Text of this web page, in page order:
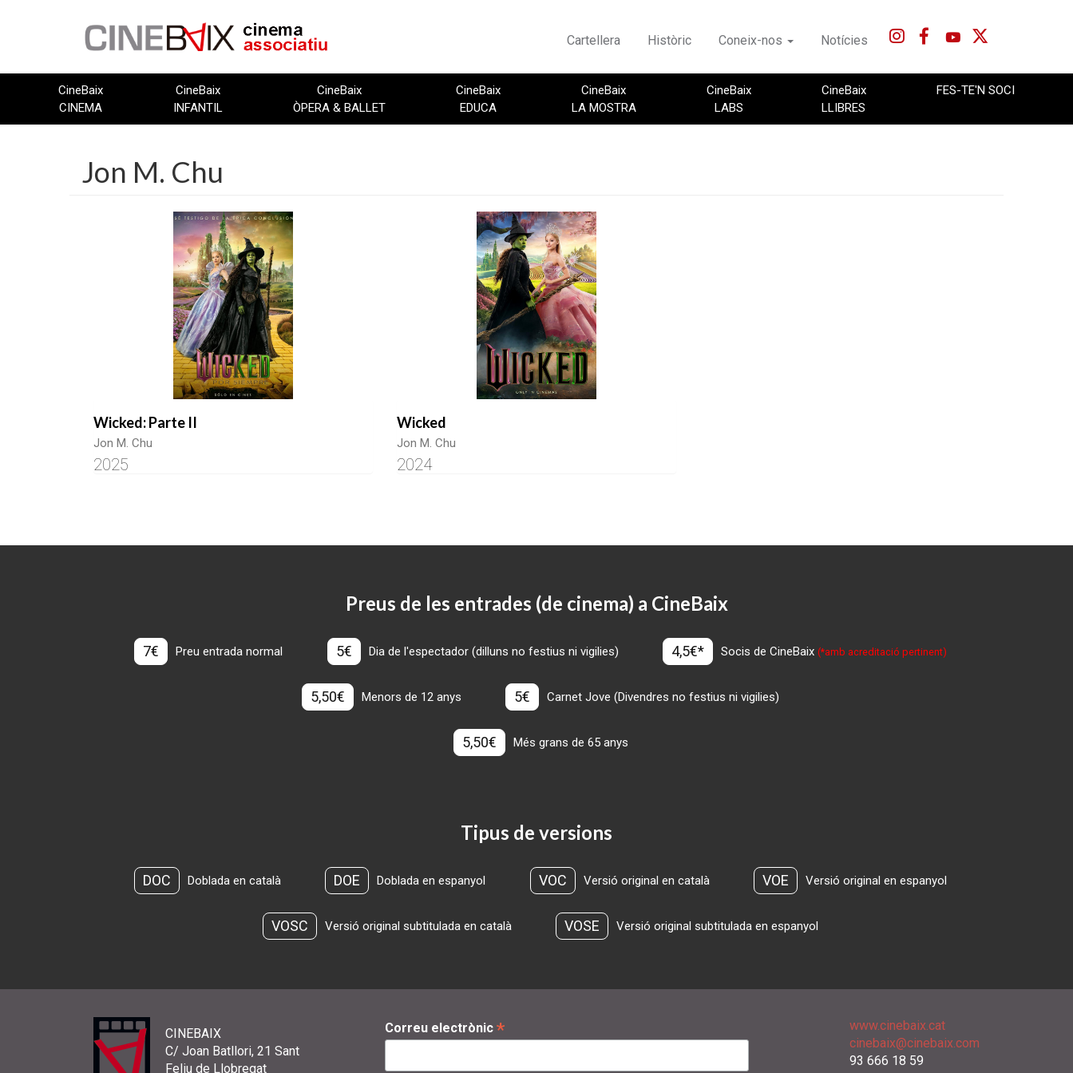
Cartellera Històric Coneix-nos Notícies
CineBaix
CINEMA
CineBaix
INFANTIL
CineBaix
ÒPERA & BALLET
CineBaix
EDUCA
CineBaix
LA MOSTRA
CineBaix
LABS
CineBaix
LLIBRES
FES-TE'N SOCI
Jon M. Chu
Wicked: Parte II
Jon M. Chu
2025
Wicked
Jon M. Chu
2024
Preus de les entrades (de cinema) a CineBaix
7€ Preu entrada normal 5€ Dia de l'espectador (dilluns no festius ni vigilies) 4,5€* Socis de CineBaix(*amb acreditació pertinent)
5,50€ Menors de 12 anys 5€ Carnet Jove (Divendres no festius ni vigilies)
5,50€ Més grans de 65 anys
Tipus de versions
DOC Doblada en català DOE Doblada en espanyol VOC Versió original en català VOE Versió original en espanyol
VOSC Versió original subtitulada en català VOSE Versió original subtitulada en espanyol
CINEBAIX
C/ Joan Batllori, 21 Sant
Feliu de Llobregat
Correu electrònic *
www.cinebaix.cat
cinebaix@cinebaix.com
93 666 18 59